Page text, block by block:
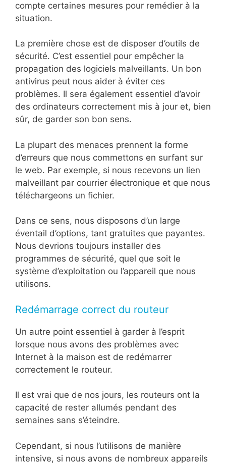
compte certaines mesures pour remédier à la
situation.
La première chose est de disposer d’outils de
sécurité. C’est essentiel pour empêcher la
propagation des logiciels malveillants. Un bon
antivirus peut nous aider à éviter ces
problèmes. Il sera également essentiel d’avoir
des ordinateurs correctement mis à jour et, bien
sûr, de garder son bon sens.
La plupart des menaces prennent la forme
d’erreurs que nous commettons en surfant sur
le web. Par exemple, si nous recevons un lien
malveillant par courrier électronique et que nous
téléchargeons un fichier.
Dans ce sens, nous disposons d’un large
éventail d’options, tant gratuites que payantes.
Nous devrions toujours installer des
programmes de sécurité, quel que soit le
système d’exploitation ou l’appareil que nous
utilisons.
Redémarrage correct du routeur
Un autre point essentiel à garder à l’esprit
lorsque nous avons des problèmes avec
Internet à la maison est de redémarrer
correctement le routeur.
Il est vrai que de nos jours, les routeurs ont la
capacité de rester allumés pendant des
semaines sans s’éteindre.
Cependant, si nous l’utilisons de manière
intensive, si nous avons de nombreux appareils